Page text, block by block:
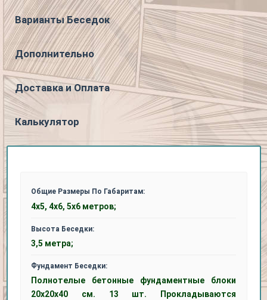
Варианты Беседок
Дополнительно
Доставка и Оплата
Калькулятор
Общие Размеры По Габаритам:
4х5, 4х6, 5х6 метров;
Высота Беседки:
3,5 метра;
Фундамент Беседки:
Полнотелые бетонные фундаментные блоки
20x20x40 см. 13 шт. Прокладываются